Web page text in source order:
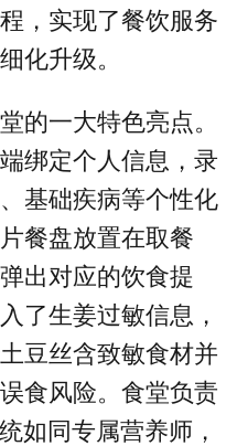
，实现了餐饮服务
化升级。
的一大特色亮点。
绑定个人信息，录
基础疾病等个性化
餐盘放置在取餐
出对应的饮食提
了生姜过敏信息，
豆丝含致敏食材并
食风险。食堂负责
如同专属营养师，